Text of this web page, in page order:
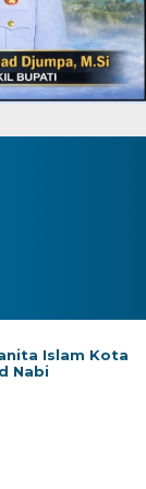
Islam Kota
Nabi